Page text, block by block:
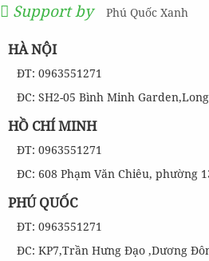
Support by Phú Quốc Xanh
HÀ NỘI
ĐT: 0963551271
ĐC: SH2-05 Bình Minh
HỒ CHÍ MINH
ĐT: 0963551271
ĐC: 608 Phạm Văn Chiêu, phường
PHÚ QUỐC
ĐT: 0963551271
ĐC: KP7,Trần Hưng Đạo ,Dương